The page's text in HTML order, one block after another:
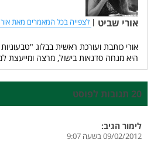
אורי שביט | לצפייה בכל המאמרים מאת
אורי כותבת ועורכת ראשית בבלוג
היא מנחה סדנאות בישול, מרצה ומייעצת
20 תגובות לפוסט
לימור הגיב:
09/02/2012 בשעה 9:07